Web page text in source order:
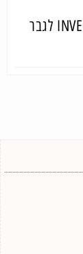
מוצרים משלימים לבושם שמן לגבר – INVECT לגבר